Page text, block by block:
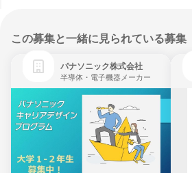
この募集と一緒に見られている募集
パナソニック株式会社
半導体・電子機器メーカー